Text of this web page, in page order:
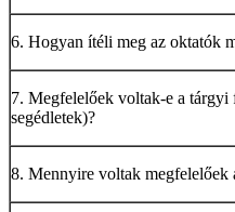
6. Hogyan ítéli meg az oktatók
7. Megfelelőek voltak-e a tárgyi
segédletek)?
8. Mennyire voltak megfelelőek